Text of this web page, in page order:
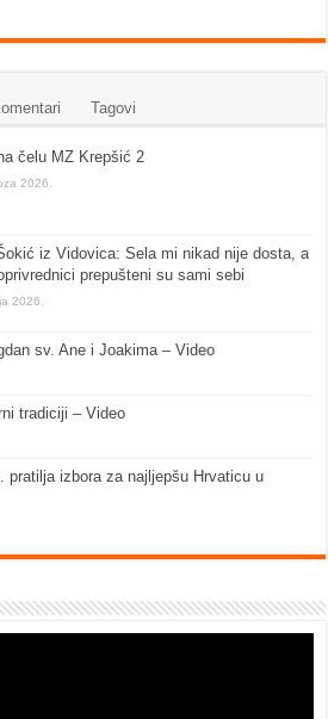
Tagovi
čelu MZ Krepšić 2
2026.
iz Vidovica: Sela mi nikad nije dosta, a
prepušteni su sami sebi
2026.
sv. Ane i Joakima – Video
tradiciji – Video
pratilja izbora za najljepšu Hrvaticu u